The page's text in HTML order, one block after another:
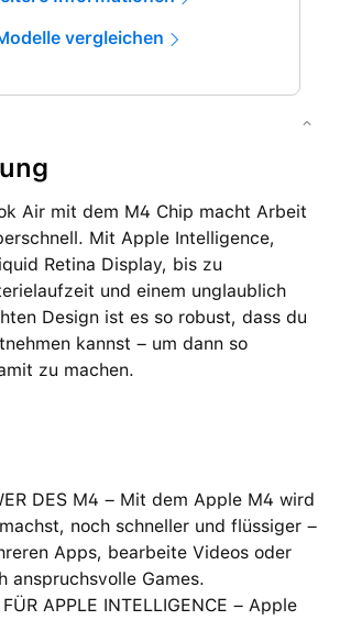
vergleichen
Air mit dem M4 Chip macht Arbeit
Mit Apple Intelligence,
Retina Display, bis zu
und einem unglaublich
Design ist es so robust, dass du
kannst – um dann so
zu machen.
DES M4 – Mit dem Apple M4 wird
noch schneller und flüssiger –
Apps, bearbeite Videos oder
anspruchsvolle Games.
APPLE INTELLIGENCE – Apple